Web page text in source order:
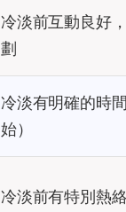
冷淡前互動良好
劃
冷淡有明確的時
始）
冷淡前有特別熱